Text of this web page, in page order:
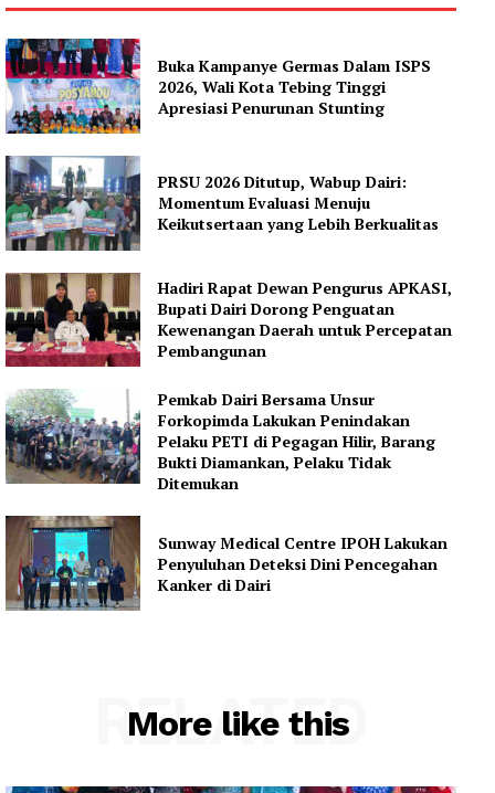
Buka Kampanye Germas Dalam ISPS
2026, Wali Kota Tebing Tinggi
Apresiasi Penurunan Stunting
PRSU 2026 Ditutup, Wabup Dairi:
Momentum Evaluasi Menuju
Keikutsertaan yang Lebih Berkualitas
Hadiri Rapat Dewan Pengurus APKASI,
Bupati Dairi Dorong Penguatan
Kewenangan Daerah untuk Percepatan
Pembangunan
Pemkab Dairi Bersama Unsur
Forkopimda Lakukan Penindakan
Pelaku PETI di Pegagan Hilir, Barang
Bukti Diamankan, Pelaku Tidak
Ditemukan
Sunway Medical Centre IPOH Lakukan
Penyuluhan Deteksi Dini Pencegahan
Kanker di Dairi
More like this
RELATED